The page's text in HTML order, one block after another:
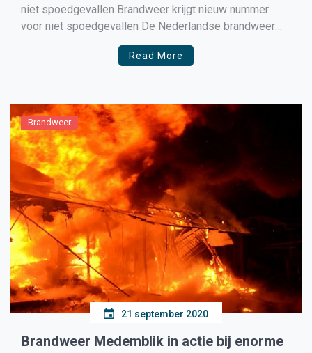
niet spoedgevallen Brandweer krijgt nieuw nummer
voor niet spoedgevallen De Nederlandse brandweer
introduceert op 12 oktober 2020 een nieuw
telefoonnummer voor niet-spoedeisende gevallen.
nummer kan gebeld […]
Read More
Brandweer
21 september 2020
Brandweer Medemblik in actie bij enorme